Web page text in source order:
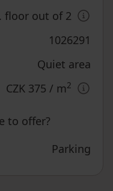
floor out of 2
1026291
Quiet area
CZK 375 / m2
to offer?
Parking